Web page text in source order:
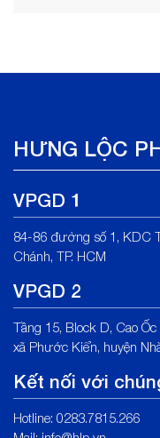
HƯNG LỘC
VPGD 1
84-86 đường số 1, KDC
Chánh, TP. HCM
VPGD 2
Tầng 15, Block D, Cao
xã Phước Kiển, huyện
Kết nối với
Hotline: 0283.7815.266